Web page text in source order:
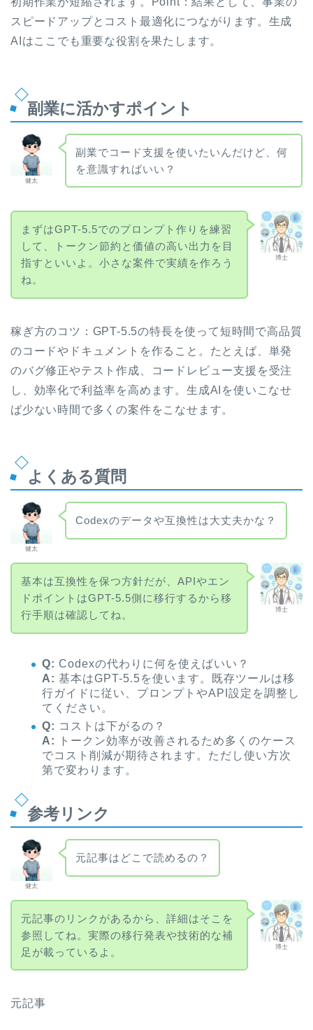
スピードアップとコスト最適化につながります。生成
AIはここでも重要な役割を果たします。
副業に活かすポイント
健太
副業でコード支援を使いたいんだけど、何
を意識すればいい？
博士
まずはGPT-5.5でのプロンプト作りを練習
して、トークン節約と価値の高い出力を目
指すといいよ。小さな案件で実績を作ろう
ね。
稼ぎ方のコツ：GPT-5.5の特長を使って短時間で高品質
のコードやドキュメントを作ること。たとえば、単発
のバグ修正やテスト作成、コードレビュー支援を受注
し、効率化で利益率を高めます。生成AIを使いこなせ
ば少ない時間で多くの案件をこなせます。
よくある質問
健太
Codexのデータや互換性は大丈夫かな？
博士
基本は互換性を保つ方針だが、APIやエン
ドポイントはGPT-5.5側に移行するから移
行手順は確認してね。
Q: Codexの代わりに何を使えばいい？
A: 基本はGPT-5.5を使います。既存ツールは移
行ガイドに従い、プロンプトやAPI設定を調整し
てください。
Q: コストは下がるの？
A:
トークン効率が改善されるため多くのケース
でコスト削減が期待されます。ただし使い方次
第で変わります。
参考リンク
健太
元記事はどこで読めるの？
博士
元記事のリンクがあるから、詳細はそこを
参照してね。実際の移行発表や技術的な補
足が載っているよ。
元記事